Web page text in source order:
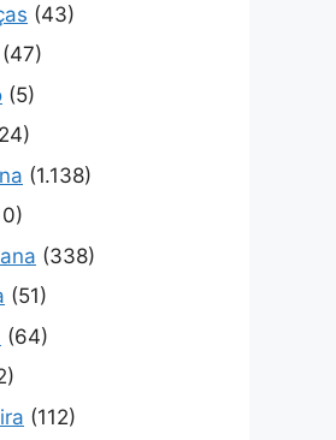
(43)
(47)
(5)
(1.138)
(338)
(51)
(64)
(112)